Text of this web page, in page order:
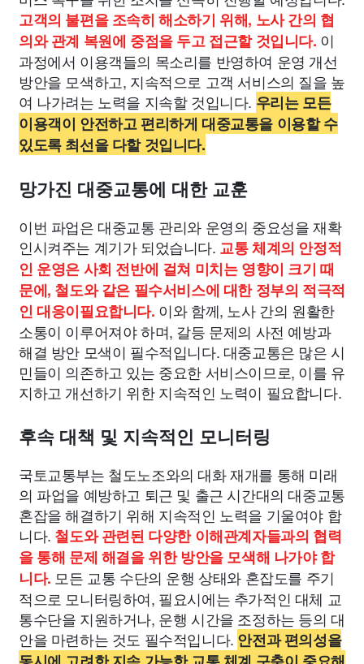
고객의 불편을 조속히 해소하기 위해, 노사 간의 협
의와 관계 복원에 중점을 두고 접근할 것입니다. 이
과정에서 이용객들의 목소리를 반영하여 운영 개선
방안을 모색하고, 지속적으로 고객 서비스의 질을 높
여 나가려는 노력을 지속할 것입니다. 우리는 모든
이용객이 안전하고 편리하게 대중교통을 이용할 수
있도록 최선을 다할 것입니다.
망가진 대중교통에 대한 교훈
이번 파업은 대중교통 관리와 운영의 중요성을 재확
인시켜주는 계기가 되었습니다. 교통 체계의 안정적
인 운영은 사회 전반에 걸쳐 미치는 영향이 크기 때
문에, 철도와 같은 필수서비스에 대한 정부의 적극적
인 대응이필요합니다. 이와 함께, 노사 간의 원활한
소통이 이루어져야 하며, 갈등 문제의 사전 예방과
해결 방안 모색이 필수적입니다. 대중교통은 많은 시
민들이 의존하고 있는 중요한 서비스이므로, 이를 유
지하고 개선하기 위한 지속적인 노력이 필요합니다.
후속 대책 및 지속적인 모니터링
국토교통부는 철도노조와의 대화 재개를 통해 미래
의 파업을 예방하고 퇴근 및 출근 시간대의 대중교통
혼잡을 해결하기 위해 지속적인 노력을 기울여야 합
니다. 철도와 관련된 다양한 이해관계자들과의 협력
을 통해 문제 해결을 위한 방안을 모색해 나가야 합
니다. 모든 교통 수단의 운행 상태와 혼잡도를 주기
적으로 모니터링하여, 필요시에는 추가적인 대체 교
통수단을 지원하거나, 운행 시간을 조정하는 등의 대
안을 마련하는 것도 필수적입니다. 안전과 편의성을